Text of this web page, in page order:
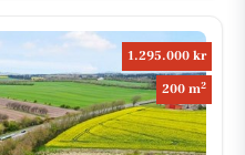
1.295.000 kr
200 m2